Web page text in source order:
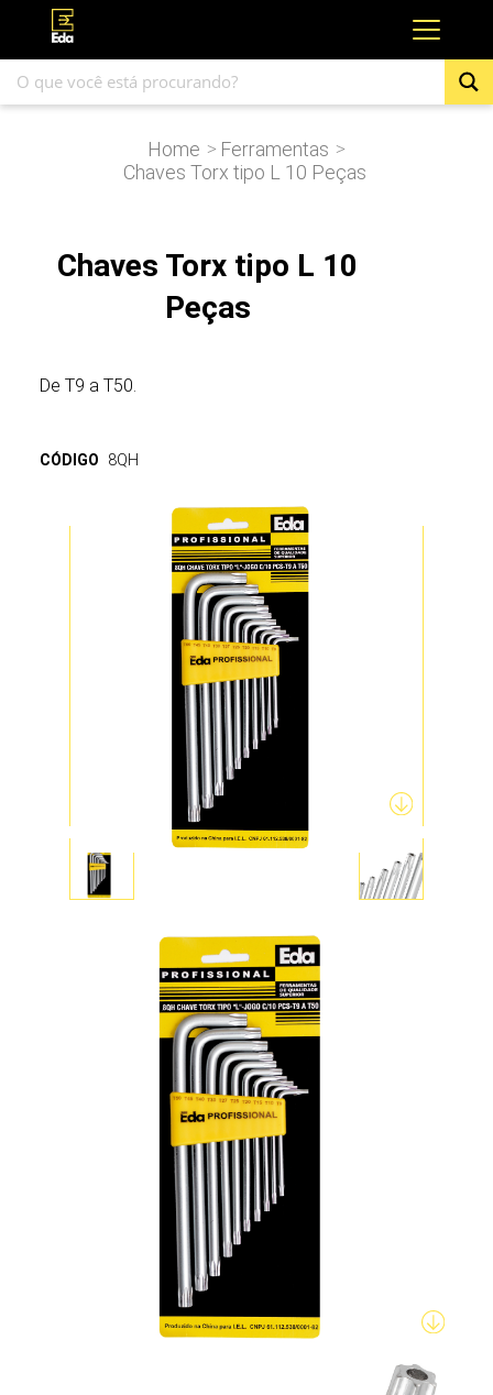
Home > Ferramentas >
Chaves Torx tipo L 10 Peças
Chaves Torx tipo L 10
Peças
De T9 a T50.
CÓDIGO 8QH